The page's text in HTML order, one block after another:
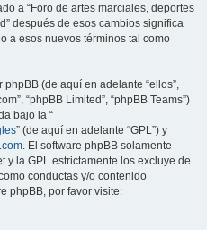
a “Foro de artes marciales, deportes
después de esos cambios significa
a esos nuevos términos tal como
(de aquí en adelante “ellos”,
“phpBB Limited”, “phpBB Teams”)
bajo la “
” (de aquí en adelante “GPL”) y
. El software phpBB solamente
y la GPL estrictamente los excluye de
conductas y/o contenido
phpBB, por favor visite: